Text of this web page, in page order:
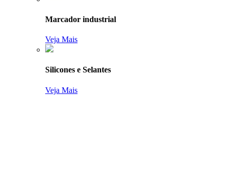
Marcador industrial
Veja Mais
Silicones e Selantes
Veja Mais